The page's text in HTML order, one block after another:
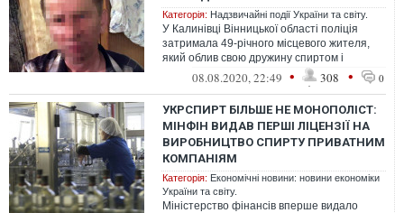
Категорія: Надзвичайні події України та світу.
У Калинівці Вінницької області поліція
затримала 49-річного місцевого жителя,
який облив свою дружину спиртом і
підпалив08.08.2020, 22:49 • 308 • 0
УКРСПИРТ БІЛЬШЕ НЕ МОНОПОЛІСТ:
МІНФІН ВИДАВ ПЕРШІ ЛІЦЕНЗІЇ НА
ВИРОБНИЦТВО СПИРТУ ПРИВАТНИМ
КОМПАНІЯМ
Категорія: Економічні новини: новини економіки
України та світу.
Міністерство фінансів вперше видало